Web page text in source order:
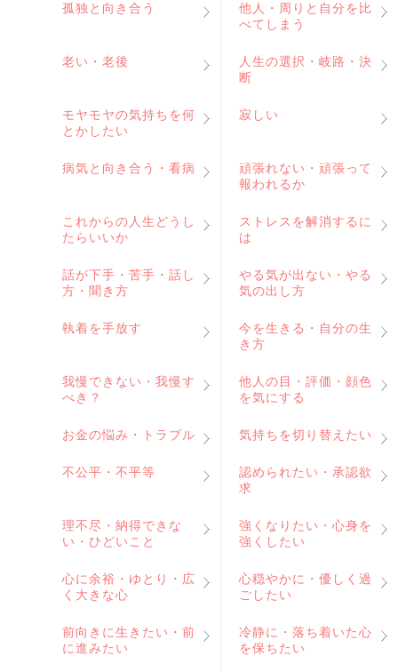
孤独と向き合う
他人・周りと自分を比
べてしまう
老い・老後
人生の選択・岐路・決
断
モヤモヤの気持ちを何
とかしたい
寂しい
病気と向き合う・看病
頑張れない・頑張って
報われるか
これからの人生どうし
たらいいか
ストレスを解消するに
は
話が下手・苦手・話し
方・聞き方
やる気が出ない・やる
気の出し方
執着を手放す
今を生きる・自分の生
き方
我慢できない・我慢す
べき？
他人の目・評価・顔色
を気にする
お金の悩み・トラブル 気持ちを切り替えたい
不公平・不平等
認められたい・承認欲
求
理不尽・納得できな
い・ひどいこと
強くなりたい・心身を
強くしたい
心に余裕・ゆとり・広
く大きな心
心穏やかに・優しく過
ごしたい
前向きに生きたい・前
に進みたい
冷静に・落ち着いた心
を保ちたい